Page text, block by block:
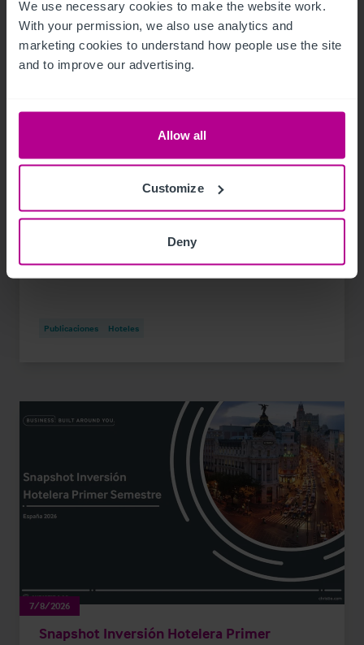
We use necessary cookies to make the website work.
With your permission, we also use analytics and
marketing cookies to understand how people use the site
and to improve our advertising.
Allow all
Customize
Deny
Hotel Investment Snapshot H1 2026
Publicaciones Hoteles
7/8/2026
Snapshot Inversión Hotelera Primer